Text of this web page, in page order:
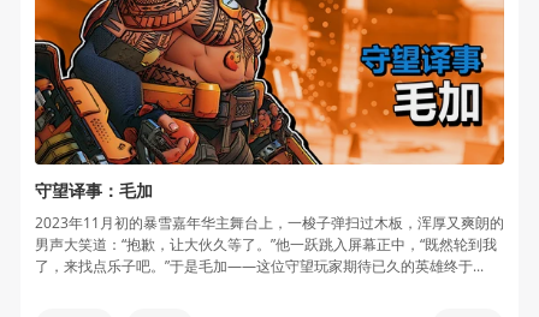
守望译事：毛加
2023年11月初的暴雪嘉年华主舞台上，一梭子弹扫过木板，浑厚又爽朗的
男声大笑道：“抱歉，让大伙久等了。”他一跃跳入屏幕正中，“既然轮到我
了，来找点乐子吧。”于是毛加——这位守望玩家期待已久的英雄终于...